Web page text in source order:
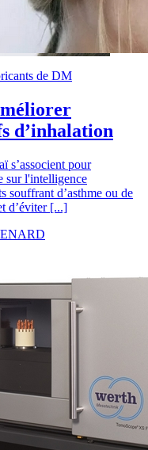
de DM
d’inhalation
s’associent pour
sur l'intelligence
souffrant d’asthme ou de
d’éviter [...]